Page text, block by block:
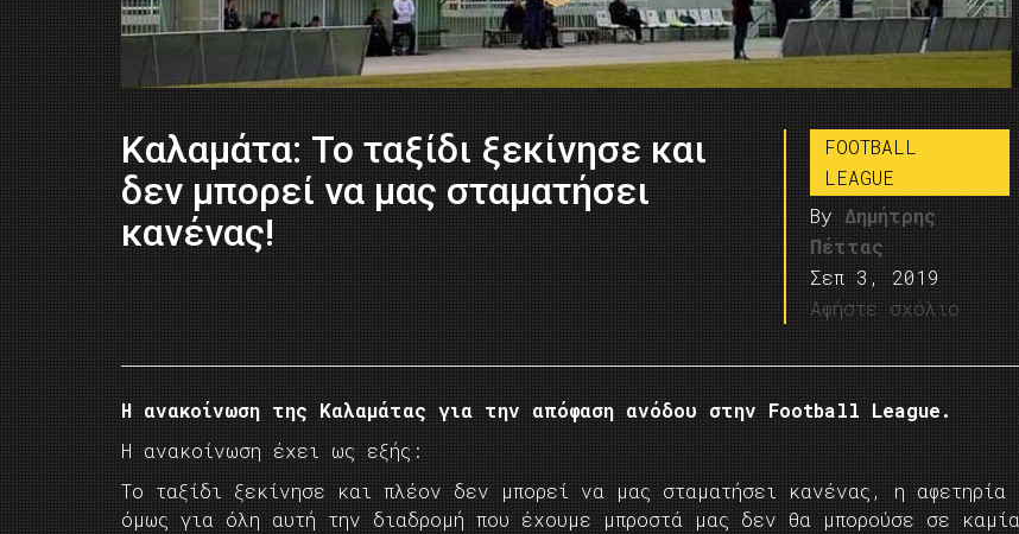
Kαλαμάτα: Το ταξίδι ξεκίνησε και
δεν μπορεί να μας σταματήσει
κανένας!
FOOTBALL
LEAGUE
By Δημήτρης
Πέττας
Σεπ 3, 2019
Αφήστε σχόλιο
H ανακοίνωση της Καλαμάτας για την απόφαση ανόδου στην Football League.
Η ανακοίνωση έχει ως εξής:
Το ταξίδι ξεκίνησε και πλέον δεν μπορεί να μας σταματήσει κανένας, η αφετηρία
όμως για όλη αυτή την διαδρομή που έχουμε μπροστά μας δεν θα μπορούσε σε καμία